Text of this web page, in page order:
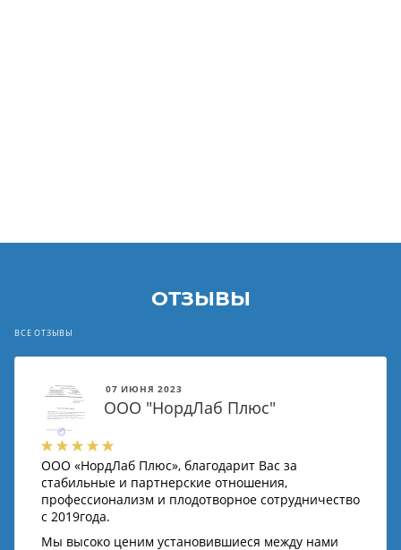
ОТЗЫВЫ
ВСЕ ОТЗЫВЫ
07 ИЮНЯ 2023
ООО "НордЛаб Плюс"
ООО «НордЛаб Плюс», благодарит Вас за
стабильные и партнерские отношения,
профессионализм и плодотворное сотрудничество
с 2019года.
Мы высоко ценим установившиеся между нами